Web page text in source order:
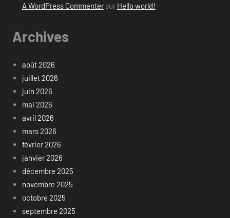
A WordPress Commentersur Hello world!
Archives
août 2026
juillet 2026
juin 2026
mai 2026
avril 2026
mars 2026
février 2026
janvier 2026
décembre 2025
novembre 2025
octobre 2025
septembre 2025